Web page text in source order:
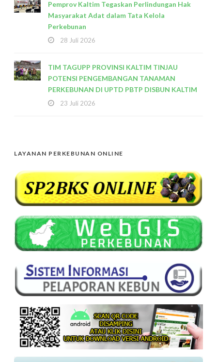
Pemprov Kaltim Tegaskan Perlindungan Hak
Masyarakat Adat dalam Tata Kelola
Perkebunan
28 Juli 2026
TIM TAGUPP PROVINSI KALTIM TINJAU
POTENSI PENGEMBANGAN TANAMAN
PERKEBUNAN DI UPTD PBTP DISBUN KALTIM
23 Juli 2026
LAYANAN PERKEBUNAN ONLINE